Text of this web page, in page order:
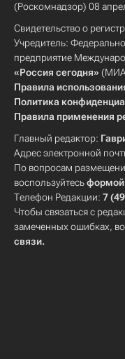
(Роскомнадзор) 08
Свидетельство о
Учредитель:
предприятие
«Россия сегодня» (МИА
Правила
Политика
Правила применения
Главный редактор:
Адрес электронной
По вопросам
воспользуйтесьформой
Телефон Редакции: 7
Чтобы связаться с
замеченных ошибках,
связи.